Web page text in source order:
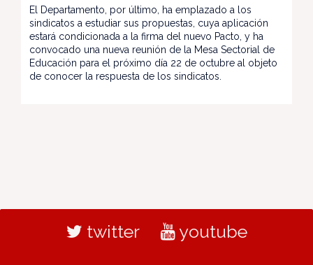
El Departamento, por último, ha emplazado a los
sindicatos a estudiar sus propuestas, cuya aplicación
estará condicionada a la firma del nuevo Pacto, y ha
convocado una nueva reunión de la Mesa Sectorial de
Educación para el próximo día 22 de octubre al objeto
de conocer la respuesta de los sindicatos.
twitter youtube